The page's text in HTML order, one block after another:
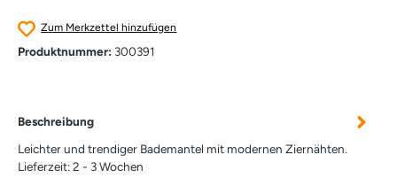
Zum Merkzettel hinzufügen
Produktnummer: 300391
Beschreibung
Leichter und trendiger Bademantel mit modernen Ziernähten.
Lieferzeit: 2 - 3 Wochen